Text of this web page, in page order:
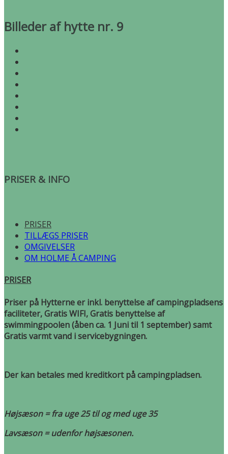
Billeder af hytte nr. 9
PRISER & INFO
PRISER
TILLÆGS PRISER
OMGIVELSER
OM HOLME Å CAMPING
PRISER
Priser på Hytterne er inkl. benyttelse af campingpladsens
faciliteter, Gratis WIFI, Gratis benyttelse af
swimmingpoolen (åben ca. 1 Juni til 1 september) samt
Gratis varmt vand i servicebygningen.
Der kan betales med kreditkort på campingpladsen.
Højsæson = fra uge 25 til og med uge 35
Lavsæson = udenfor højsæsonen.